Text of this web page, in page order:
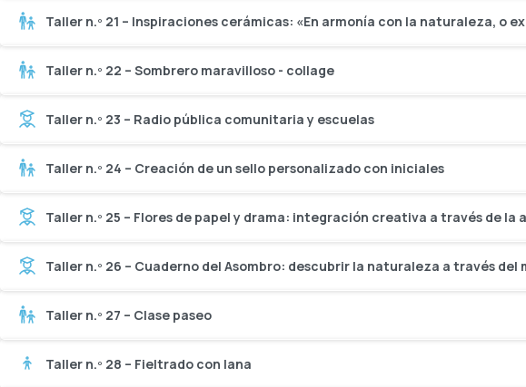
Taller n.º 21 – Inspiraciones cerámicas: «En armonía con la naturaleza, o
Taller n.º 22 – Sombrero maravilloso - collage
Taller n.º 23 – Radio pública comunitaria y escuelas
Taller n.º 24 – Creación de un sello personalizado con iniciales
Taller n.º 25 – Flores de papel y drama: integración creativa a través de la
Taller n.º 26 – Cuaderno del Asombro: descubrir la naturaleza a través
Taller n.º 27 – Clase paseo
Taller n.º 28 – Fieltrado con lana